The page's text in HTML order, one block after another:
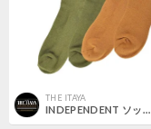
THE ITAYA
INDEPENDENT ソックス インディペンデント メンズ Bar Logo Mens Independent Socks X2 Pairs （Sand/Army）